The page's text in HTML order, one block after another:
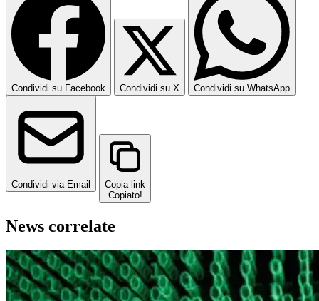
Condividi su Facebook Condividi su X Condividi su WhatsApp
Condividi via Email
Copia link
Copiato!
News correlate